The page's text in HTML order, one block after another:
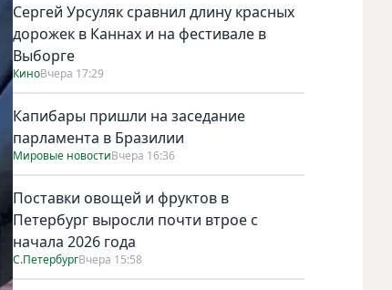
Сергей Урсуляк сравнил длину красных
дорожек в Каннах и на фестивале в
Выборге
КиноВчера 17:29
Капибары пришли на заседание
парламента в Бразилии
Мировые новостиВчера 16:36
Поставки овощей и фруктов в
Петербург выросли почти втрое с
начала 2026 года
С.ПетербургВчера 15:58